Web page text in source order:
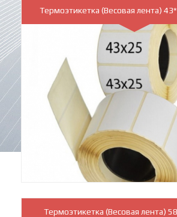
Термоэтикетка (Весовая лента)
Термоэтикетка (Весовая лента)